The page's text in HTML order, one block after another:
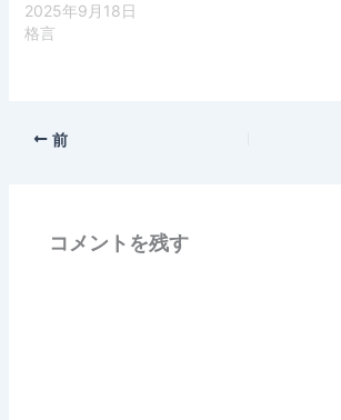
2025年9月18日
格言
前
コメントを残す